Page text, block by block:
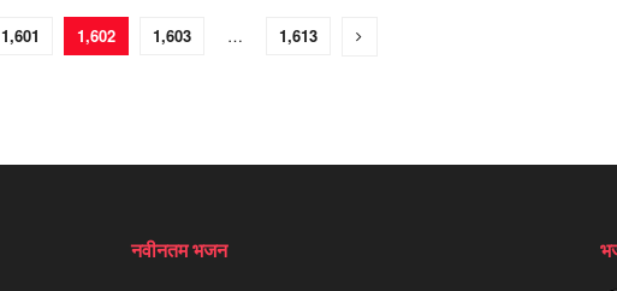
1,601 1,602 1,603 … 1,613
नवीनतम भजन